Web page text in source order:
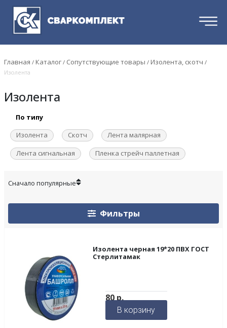
Главная / Каталог / Сопутствующие товары / Изолента, скотч /
Изолента
Изолента
По типу
Изолента
Скотч
Лента малярная
Лента сигнальная
Пленка стрейч паллетная
Фильтры
Изолента черная 19*20 ПВХ ГОСТ
Стерлитамак
80р.
В корзину